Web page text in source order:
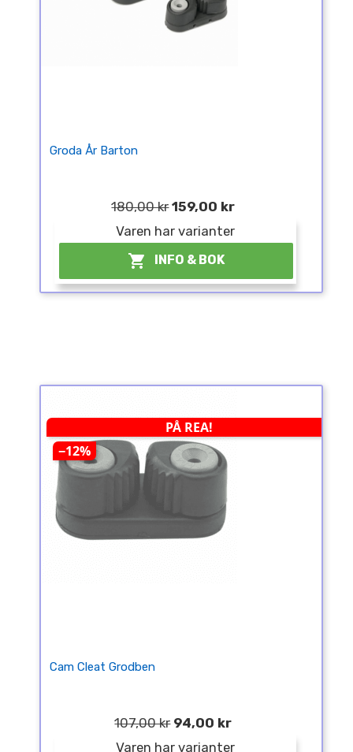
Groda År Barton
180,00 kr 159,00 kr
Varen har varianter
 INFO & BOK
PÅ REA!
−12%
Cam Cleat Grodben
107,00 kr 94,00 kr
Varen har varianter